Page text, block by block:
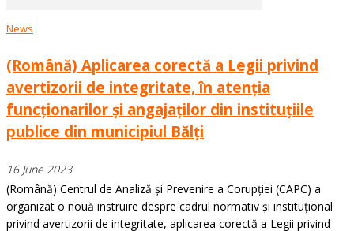
News
(Română) Aplicarea corectă a Legii privind
avertizorii de integritate, în atenția
funcționarilor și angajaților din instituțiile
publice din municipiul Bălți
16 June 2023
(Română) Centrul de Analiză și Prevenire a Corupției (CAPC) a
organizat o nouă instruire despre cadrul normativ și instituțional
privind avertizorii de integritate, aplicarea corectă a Legii privind